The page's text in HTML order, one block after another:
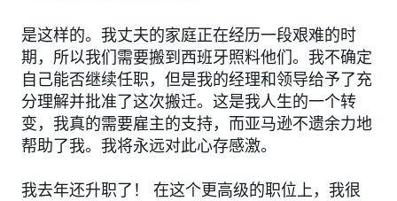
是这样的。我丈夫的家庭正在经历一段艰难的时
期，所以我们需要搬到西班牙照料他们。我不确定
自己能否继续任职，但是我的经理和领导给予了充
分理解并批准了这次搬迁。这是我人生的一个转
变，我真的需要雇主的支持，而亚马逊不遗余力地
帮助了我。我将永远对此心存感激。
我去年还升职了！ 在这个更高级的职位上，我很